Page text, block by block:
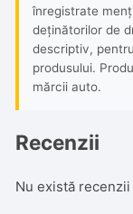
înregistrate
deținătorilor de
descriptiv,
produsului.
mărcii auto.
Recenzii
Nu există recenzii